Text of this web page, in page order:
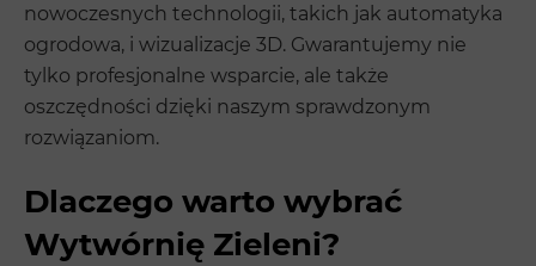
nowoczesnych technologii, takich jak automatyka
ogrodowa, i wizualizacje 3D. Gwarantujemy nie
tylko profesjonalne wsparcie, ale także
oszczędności dzięki naszym sprawdzonym
rozwiązaniom.
Dlaczego warto wybrać
Wytwórnię Zieleni?